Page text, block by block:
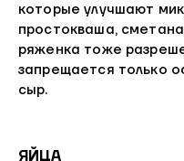
которые улучшают
простокваша,
ряженка тоже
запрещается только
сыр.
ЯЙЦА